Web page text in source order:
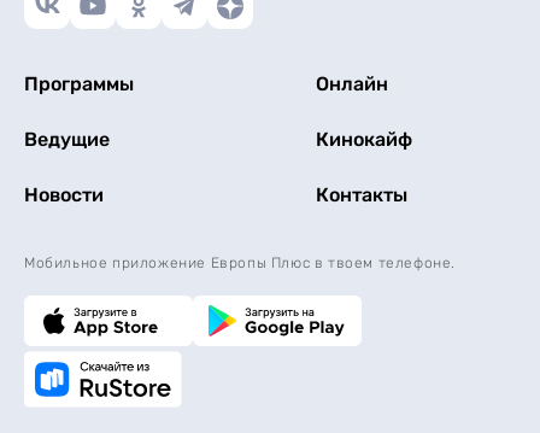
Программы Онлайн
Ведущие Кинокайф
Новости Контакты
Мобильное приложение Европы Плюс в твоем телефоне.